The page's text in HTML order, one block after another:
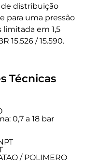
distribuição
para uma pressão
em 1,5
15.526 / 15.590.
Técnicas
0,7 a 18 bar
/ POLIMERO